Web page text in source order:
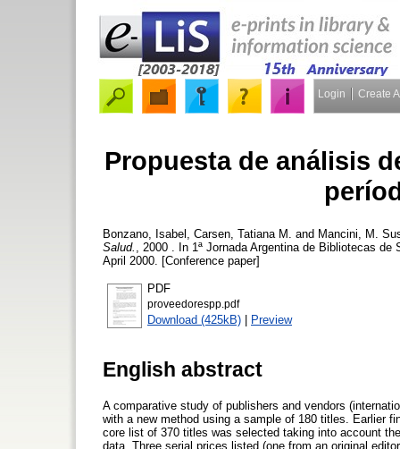
Login Create
Propuesta de análisis
Bonzano, Isabel Carsen, Tatiana M. and Mancini, M.
Salud.
, 2000 . In 1ª Jornada Argentina de Bibliotecas
April 2000. [Conference paper]
PDF
proveedorespp.pdf
Download (425kB) | Preview
English abstract
A comparative study of publishers and vendors
with a new method using a sample of 180 titles. Earlier
core list of 370 titles was selected taking into account
data. Three serial prices listed (one from an original